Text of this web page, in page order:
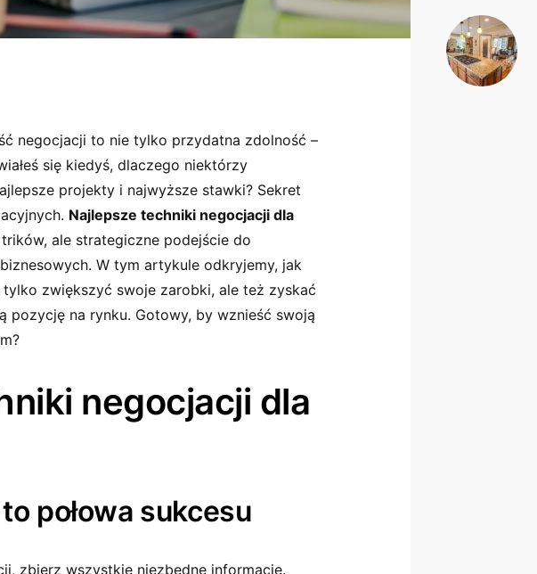
negocjacji to nie tylko przydatna zdolność –
się kiedyś, dlaczego niektórzy
projekty i najwyższe stawki? Sekret
Najlepsze techniki negocjacji dla
ale strategiczne podejście do
W tym artykule odkryjemy, jak
zwiększyć swoje zarobki, ale też zyskać
pozycję na rynku. Gotowy, by wznieść swoją
negocjacji dla
połowa sukcesu
zbierz wszystkie niezbędne informacje.